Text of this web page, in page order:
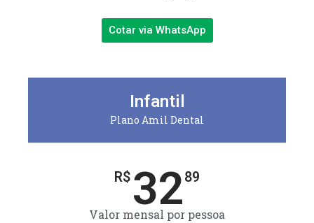
Cotar via WhatsApp
Infantil
Plano Amil Dental
R$ 3289
Valor mensal por pessoa